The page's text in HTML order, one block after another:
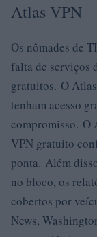
Atlas VPN
Os nômades de
falta de serviços
gratuitos. O
tenham acesso
compromisso. O
VPN gratuito
ponta. Além
no bloco, os
cobertos por
News,